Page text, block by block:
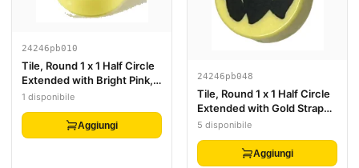
24246pb010
Tile, Round 1 x 1 Half Circle
Extended with Bright Pink,
Magenta, Orange and
Yellow Sprinkles Pattern
1 disponibile
Aggiungi
24246pb048
Tile, Round 1 x 1 Half Circle
Extended with Gold Strap
and Black Pointed Fur
Pattern (Cruella De Vil
Handbag)
5 disponibile
Aggiungi